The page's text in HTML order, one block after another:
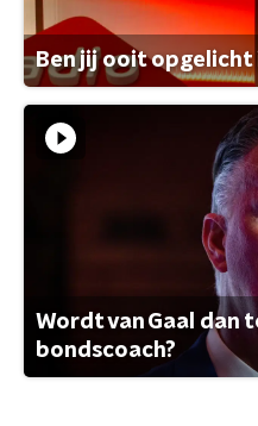
Ben jij ooit opgelicht
Wordt van Gaal dan
bondscoach?